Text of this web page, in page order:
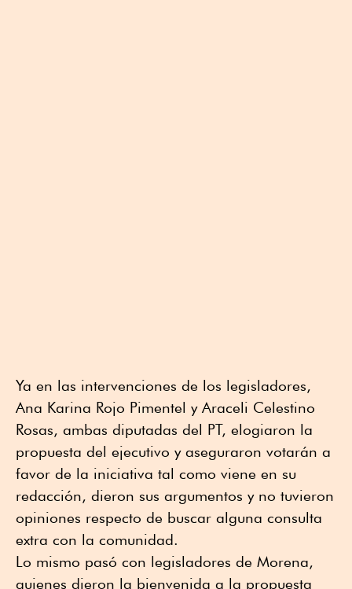
Ya en las intervenciones de los legisladores,
Ana Karina Rojo Pimentel y Araceli Celestino
Rosas, ambas diputadas del PT, elogiaron la
propuesta del ejecutivo y aseguraron votarán a
favor de la iniciativa tal como viene en su
redacción, dieron sus argumentos y no tuvieron
opiniones respecto de buscar alguna consulta
extra con la comunidad.
Lo mismo pasó con legisladores de Morena,
quienes dieron la bienvenida a la propuesta